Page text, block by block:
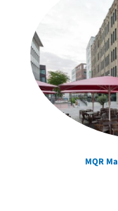
MQR